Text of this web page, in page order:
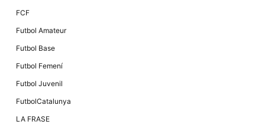
FCF
Futbol Amateur
Futbol Base
Futbol Femení
Futbol Juvenil
FutbolCatalunya
LA FRASE